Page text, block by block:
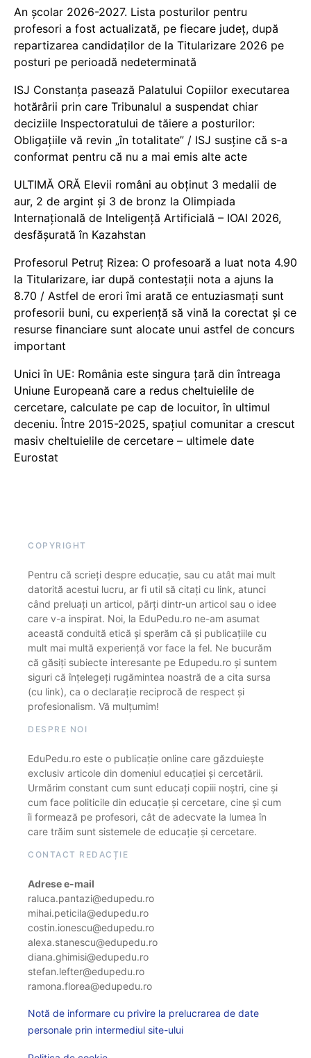
An școlar 2026-2027. Lista posturilor pentru
profesori a fost actualizată, pe fiecare județ, după
repartizarea candidaților de la Titularizare 2026 pe
posturi pe perioadă nedeterminată
ISJ Constanța pasează Palatului Copiilor executarea
hotărârii prin care Tribunalul a suspendat chiar
deciziile Inspectoratului de tăiere a posturilor:
Obligațiile vă revin „în totalitate” / ISJ susține că s-a
conformat pentru că nu a mai emis alte acte
ULTIMĂ ORĂ Elevii români au obținut 3 medalii de
aur, 2 de argint și 3 de bronz la Olimpiada
Internațională de Inteligență Artificială – IOAI 2026,
desfășurată în Kazahstan
Profesorul Petruț Rizea: O profesoară a luat nota 4.90
la Titularizare, iar după contestații nota a ajuns la
8.70 / Astfel de erori îmi arată ce entuziasmați sunt
profesorii buni, cu experiență să vină la corectat și ce
resurse financiare sunt alocate unui astfel de concurs
important
Unici în UE: România este singura țară din întreaga
Uniune Europeană care a redus cheltuielile de
cercetare, calculate pe cap de locuitor, în ultimul
deceniu. Între 2015-2025, spațiul comunitar a crescut
masiv cheltuielile de cercetare – ultimele date
Eurostat
COPYRIGHT
Pentru că scrieți despre educație, sau cu atât mai mult
datorită acestui lucru, ar fi util să citați cu link, atunci
când preluați un articol, părți dintr-un articol sau o idee
care v-a inspirat. Noi, la EduPedu.ro ne-am asumat
această conduită etică și sperăm că și publicațiile cu
mult mai multă experiență vor face la fel. Ne bucurăm
că găsiți subiecte interesante pe Edupedu.ro și suntem
siguri că înțelegeți rugămintea noastră de a cita sursa
(cu link), ca o declarație reciprocă de respect și
profesionalism. Vă mulțumim!
DESPRE NOI
EduPedu.ro este o publicație online care găzduiește
exclusiv articole din domeniul educației și cercetării.
Urmărim constant cum sunt educați copiii noștri, cine și
cum face politicile din educație și cercetare, cine și cum
îi formează pe profesori, cât de adecvate la lumea în
care trăim sunt sistemele de educație și cercetare.
CONTACT REDACȚIE
Adrese e-mail
raluca.pantazi@edupedu.ro
mihai.peticila@edupedu.ro
costin.ionescu@edupedu.ro
alexa.stanescu@edupedu.ro
diana.ghimisi@edupedu.ro
stefan.lefter@edupedu.ro
ramona.florea@edupedu.ro
Notă de informare cu privire la prelucrarea de date
personale prin intermediul site-ului